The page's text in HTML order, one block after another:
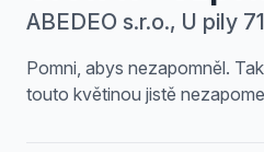
ABEDEO s.r.o., U pily
Pomni, abys nezapomněl.
touto květinou jistě